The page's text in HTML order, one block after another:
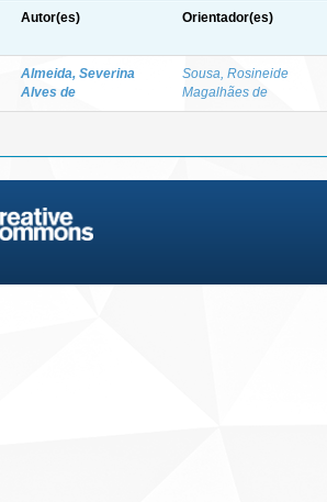
Autor(es) Orientador(es)
Almeida, Severina
Alves de
Sousa, Rosineide
Magalhães de